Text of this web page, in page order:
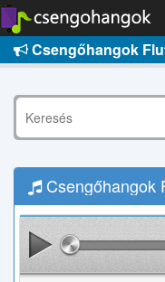
Csengőhangok
Csengőhangok